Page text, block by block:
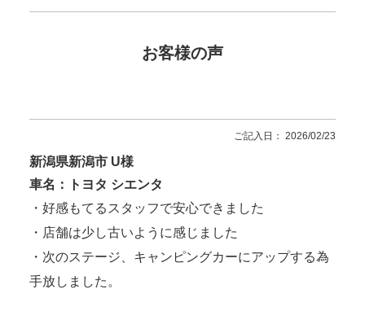
お客様の声
ご記入日： 2026/02/23
新潟県新潟市 U様
車名：トヨタ シエンタ
・好感もてるスタッフで安心できました
・店舗は少し古いように感じました
・次のステージ、キャンピングカーにアップする為
手放しました。